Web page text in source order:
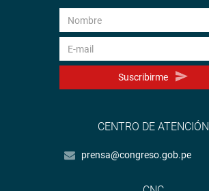
Suscribirme
CENTRO DE ATENCIÓN
prensa@congreso.gob.pe